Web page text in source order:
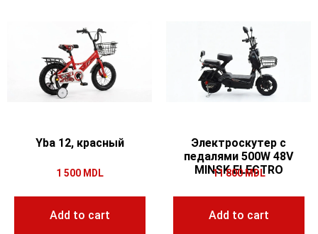
Yba 12, красный
1 500 MDL
Add to cart
Электроскутер с
педалями 500W 48V
MINSK ELECTRO
11 800MDL
Add to cart